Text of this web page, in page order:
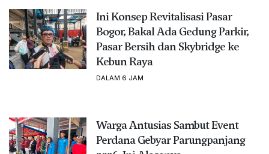
Ini Konsep Revitalisasi Pasar
Bogor, Bakal Ada Gedung Parkir,
Pasar Bersih dan Skybridge ke
Kebun Raya
DALAM 6 JAM
Warga Antusias Sambut Event
Perdana Gebyar Parungpanjang